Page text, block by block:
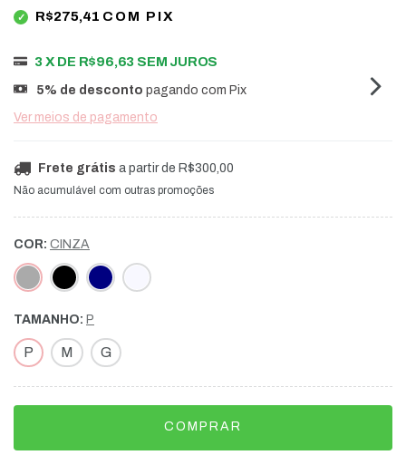
R$275,41 COM PIX
3 X DE R$96,63 SEM JUROS
5% de desconto pagando com Pix
Ver meios de pagamento
Frete grátis a partir de R$300,00
Não acumulável com outras promoções
COR: CINZA
TAMANHO: P
P M G